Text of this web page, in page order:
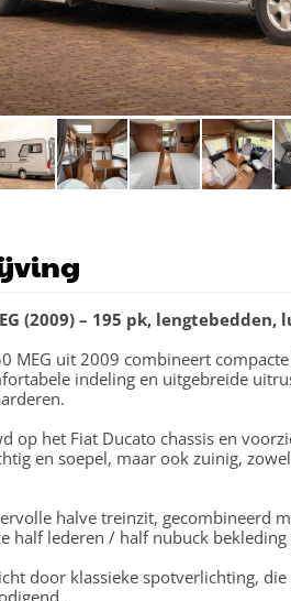
(2009) – 195 pk,
MEG uit 2009 combineert
indeling en uitgebreide
op het Fiat Ducato chassis en
en soepel, maar ook zuinig,
halve treinzit, gecombineerd
half lederen / half nubuck
door klassieke spotverlichting,